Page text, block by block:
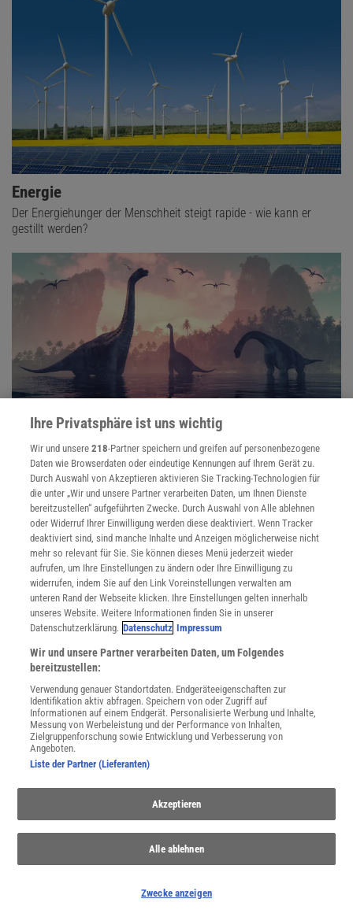
Energie
Der Energiehunger der Menschheit steigt rapide - wie kann er
gestillt werden?
Kreidezeit
Die Kreidezeit war geprägt von hohen Meeresspiegeln, intensiver
Kontinentaldrift und einer vielfältigen Flora und Fauna,
einschließlich der dominierenden Dinosaurier.
PARTNERINHALTE
Ihre Privatsphäre ist uns wichtig
Wir und unsere218-Partner speichern und greifen auf personenbezogene
Daten wie Browserdaten oder eindeutige Kennungen auf Ihrem Gerät zu.
Durch Auswahl von Akzeptieren aktivieren Sie Tracking-Technologien für
die unter „Wir und unsere Partner verarbeiten Daten, um Ihnen Dienste
bereitzustellen“ aufgeführten Zwecke. Durch Auswahl von Alle ablehnen
oder Widerruf Ihrer Einwilligung werden diese deaktiviert. Wenn Tracker
deaktiviert sind, sind manche Inhalte und Anzeigen möglicherweise nicht
mehr so relevant für Sie. Sie können dieses Menü jederzeit wieder
aufrufen, um Ihre Einstellungen zu ändern oder Ihre Einwilligung zu
widerrufen, indem Sie auf den Link Voreinstellungen verwalten am
unteren Rand der Webseite klicken. Ihre Einstellungen gelten innerhalb
unseres Website. Weitere Informationen finden Sie in unserer
Datenschutzerklärung. Datenschutz Impressum
Wir und unsere Partner verarbeiten Daten, um Folgendes
bereitzustellen:
Verwendung genauer Standortdaten. Endgeräteeigenschaften zur
Identifikation aktiv abfragen. Speichern von oder Zugriff auf
Informationen auf einem Endgerät. Personalisierte Werbung und Inhalte,
Messung von Werbeleistung und der Performance von Inhalten,
Zielgruppenforschung sowie Entwicklung und Verbesserung von
Angeboten.
Liste der Partner (Lieferanten)
Akzeptieren
Alle ablehnen
Zwecke anzeigen